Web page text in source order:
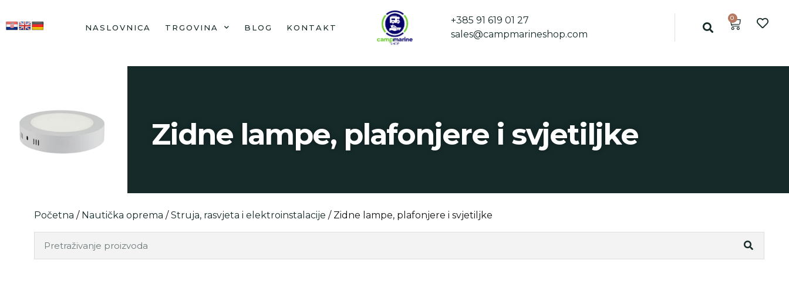
NASLOVNICA TRGOVINA BLOG KONTAKT
+385 91 619 01 27
sales@campmarineshop.com
0
Zidne lampe, plafonjere i svjetiljke
Početna / Nautička oprema /Struja, rasvjeta i elektroinstalacije / Zidne lampe, plafonjere i svjetiljke